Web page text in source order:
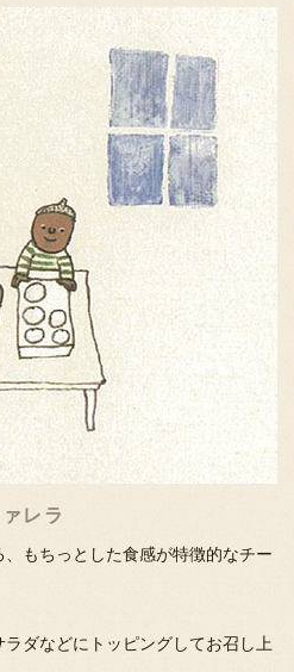
レラ
もちっとした食感が特徴的なチー
ラダなどにトッピングしてお召し上